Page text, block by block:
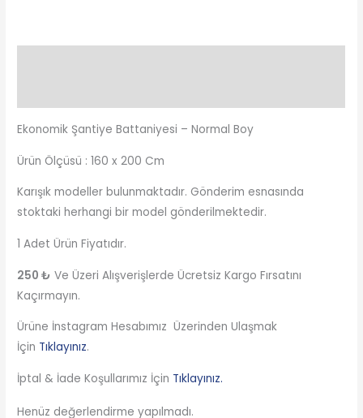
Ekonomik Şantiye Battaniyesi – Normal Boy
Ürün Ölçüsü : 160 x 200 Cm
Karışık modeller bulunmaktadır. Gönderim esnasında
stoktaki herhangi bir model gönderilmektedir.
1 Adet Ürün Fiyatıdır.
250 ₺ Ve Üzeri Alışverişlerde Ücretsiz Kargo Fırsatını
Kaçırmayın.
Ürüne İnstagram Hesabımız Üzerinden Ulaşmak
İçin Tıklayınız.
İptal & İade Koşullarımız İçin Tıklayınız.
Henüz değerlendirme yapılmadı.